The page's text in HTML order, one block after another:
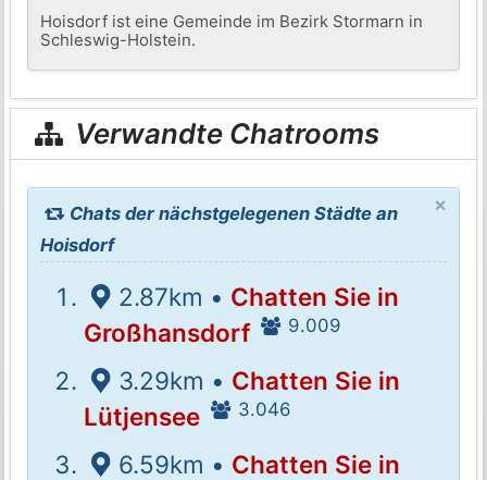
Hoisdorf ist eine Gemeinde im Bezirk Stormarn in
Schleswig-Holstein.
Verwandte Chatrooms
×
Chats der nächstgelegenen Städte an
Hoisdorf
2.87km • Chatten Sie in
Großhansdorf
9.009
3.29km • Chatten Sie in
Lütjensee
3.046
6.59km • Chatten Sie in